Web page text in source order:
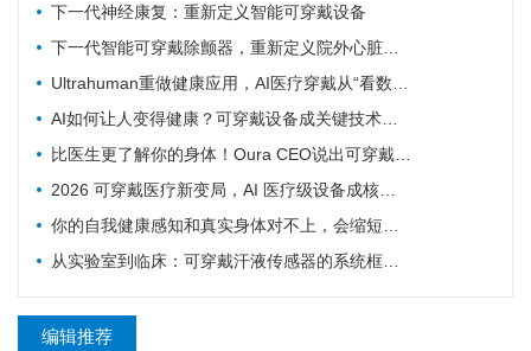
下一代神经康复：重新定义智能可穿戴设备
下一代智能可穿戴除颤器，重新定义院外心脏急救
Ultrahuman重做健康应用，AI医疗穿戴从“看数据”转向“给行动”
AI如何让人变得健康？可穿戴设备成关键技术支撑
比医生更了解你的身体！Oura CEO说出可穿戴健康设备对医疗体系的革命
2026 可穿戴医疗新变局，AI 医疗级设备成核心增长引擎
你的自我健康感知和真实身体对不上，会缩短寿命！多国队列研究实锤
从实验室到临床：可穿戴汗液传感器的系统框架与发展路线图
编辑推荐